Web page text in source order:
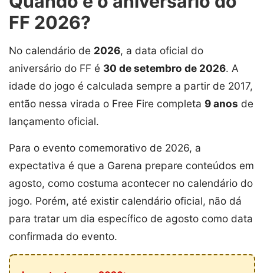
FF 2026?
No calendário de 2026, a data oficial do
aniversário do FF é 30 de setembro de 2026. A
idade do jogo é calculada sempre a partir de 2017,
então nessa virada o Free Fire completa 9 anos de
lançamento oficial.
Para o evento comemorativo de 2026, a
expectativa é que a Garena prepare conteúdos em
agosto, como costuma acontecer no calendário do
jogo. Porém, até existir calendário oficial, não dá
para tratar um dia específico de agosto como data
confirmada do evento.